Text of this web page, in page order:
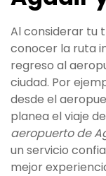
Al considerar tu
conocer la ruta
regreso al
ciudad. Por
desde el
planea el viaje
aeropuerto de
un servicio
mejor